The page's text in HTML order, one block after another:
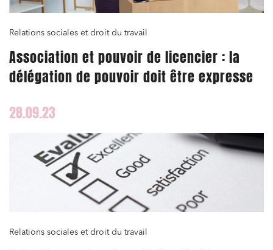
Relations sociales et droit du travail
Association et pouvoir de licencier : la
délégation de pouvoir doit être expresse
28.09.23
Relations sociales et droit du travail